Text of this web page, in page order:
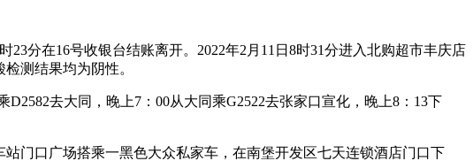
分在16号收银台结账离开。2022年2月11日8时31分进入北购超市丰庆店
测结果均为阴性。
去大同，晚上7：00从大同乘G2522去张家口宣化，晚上8：13下
门口广场搭乘一黑色大众私家车，在南堡开发区七天连锁酒店门口下